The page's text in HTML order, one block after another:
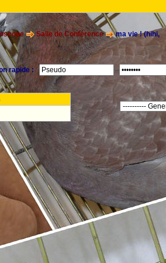
Salle de Conférence
ma vie ! (hihi,
rapide :